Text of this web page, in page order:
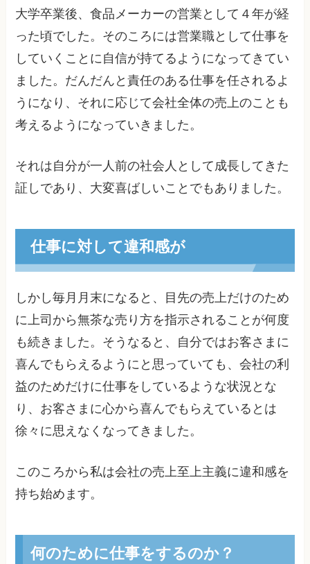
大学卒業後、食品メーカーの営業として４年が経
った頃でした。そのころには営業職として仕事を
していくことに自信が持てるようになってきてい
ました。だんだんと責任のある仕事を任されるよ
うになり、それに応じて会社全体の売上のことも
考えるようになっていきました。
それは自分が一人前の社会人として成長してきた
証しであり、大変喜ばしいことでもありました。
仕事に対して違和感が
しかし毎月月末になると、目先の売上だけのため
に上司から無茶な売り方を指示されることが何度
も続きました。そうなると、自分ではお客さまに
喜んでもらえるようにと思っていても、会社の利
益のためだけに仕事をしているような状況とな
り、お客さまに心から喜んでもらえているとは
徐々に思えなくなってきました。
このころから私は会社の売上至上主義に違和感を
持ち始めます。
何のために仕事をするのか？